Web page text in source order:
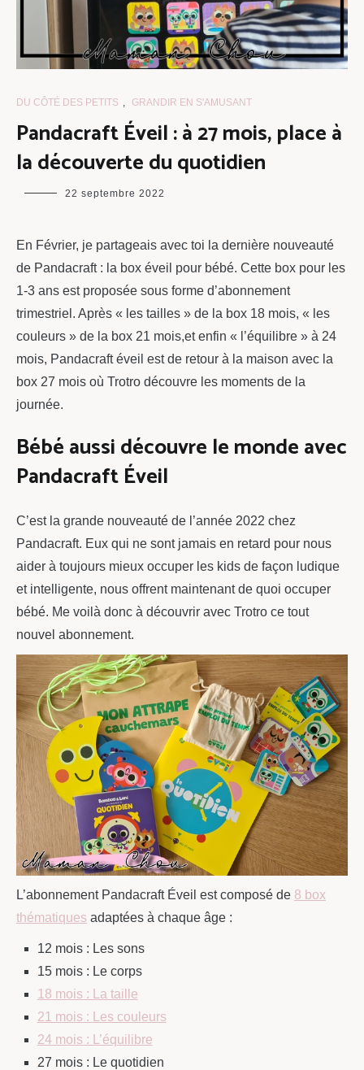
DU CÔTÉ DES PETITS , GRANDIR EN S'AMUSANT
Pandacraft Éveil : à 27 mois, place à
la découverte du quotidien
maman
22 septembre 2022
En Février, je partageais avec toi la dernière nouveauté
de Pandacraft : la box éveil pour bébé. Cette box pour les
1-3 ans est proposée sous forme d’abonnement
trimestriel. Après « les tailles » de la box 18 mois, « les
couleurs » de la box 21 mois,et enfin « l’équilibre » à 24
mois, Pandacraft éveil est de retour à la maison avec la
box 27 mois où Trotro découvre les moments de la
journée.
Bébé aussi découvre le monde avec
Pandacraft Éveil
C’est la grande nouveauté de l’année 2022 chez
Pandacraft. Eux qui ne sont jamais en retard pour nous
aider à toujours mieux occuper les kids de façon ludique
et intelligente, nous offrent maintenant de quoi occuper
bébé. Me voilà donc à découvrir avec Trotro ce tout
nouvel abonnement.
L’abonnement Pandacraft Éveil est composé de 8 box
thématiques adaptées à chaque âge :
12 mois : Les sons
15 mois : Le corps
18 mois : La taille
21 mois : Les couleurs
24 mois : L’équilibre
27 mois : Le quotidien